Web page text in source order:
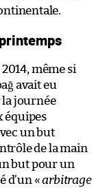
même si
avait eu
la journée
équipes
un but
de la main
but pour un
d’un «arbitrage